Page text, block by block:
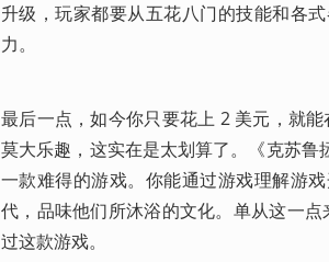
升级，玩家都要从五花八门的技能和各
力。
最后一点，如今你只要花上 2 美元，就
莫大乐趣，这实在是太划算了。《克苏
一款难得的游戏。你能通过游戏理解游
代，品味他们所沐浴的文化。单从这一
过这款游戏。